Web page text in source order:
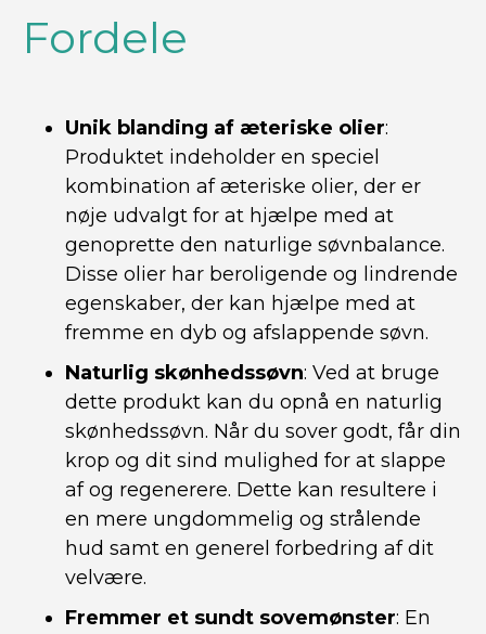
Fordele
Unik blanding af æteriske olier:
Produktet indeholder en speciel
kombination af æteriske olier, der er
nøje udvalgt for at hjælpe med at
genoprette den naturlige søvnbalance.
Disse olier har beroligende og lindrende
egenskaber, der kan hjælpe med at
fremme en dyb og afslappende søvn.
Naturlig skønhedssøvn: Ved at bruge
dette produkt kan du opnå en naturlig
skønhedssøvn. Når du sover godt, får din
krop og dit sind mulighed for at slappe
af og regenerere. Dette kan resultere i
en mere ungdommelig og strålende
hud samt en generel forbedring af dit
velvære.
Fremmer et sundt sovemønster: En